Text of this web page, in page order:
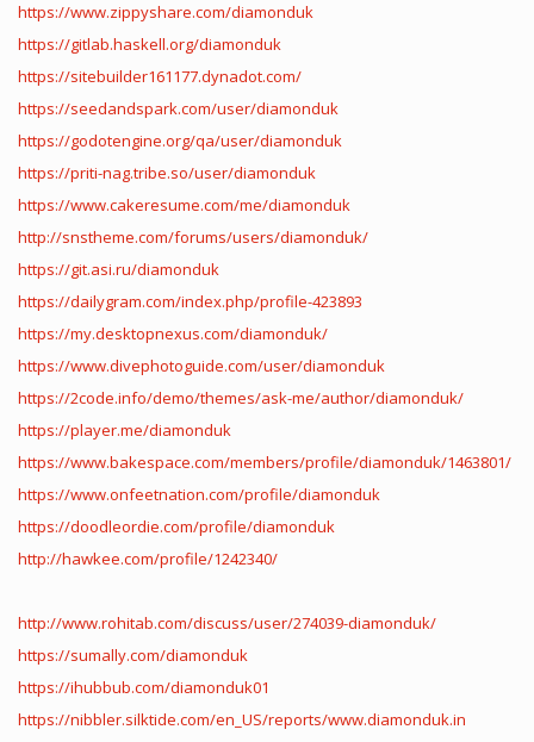
https://www.zippyshare.com/diamonduk
https://gitlab.haskell.org/diamonduk
https://sitebuilder161177.dynadot.com/
https://seedandspark.com/user/diamonduk
https://godotengine.org/qa/user/diamonduk
https://priti-nag.tribe.so/user/diamonduk
https://www.cakeresume.com/me/diamonduk
http://snstheme.com/forums/users/diamonduk/
https://git.asi.ru/diamonduk
https://dailygram.com/index.php/profile-423893
https://my.desktopnexus.com/diamonduk/
https://www.divephotoguide.com/user/diamonduk
https://2code.info/demo/themes/ask-me/author/diamonduk/
https://player.me/diamonduk
https://www.bakespace.com/members/profile/diamonduk/1463801/
https://www.onfeetnation.com/profile/diamonduk
https://doodleordie.com/profile/diamonduk
http://hawkee.com/profile/1242340/
http://www.rohitab.com/discuss/user/274039-diamonduk/
https://sumally.com/diamonduk
https://ihubbub.com/diamonduk01
https://nibbler.silktide.com/en_US/reports/www.diamonduk.in